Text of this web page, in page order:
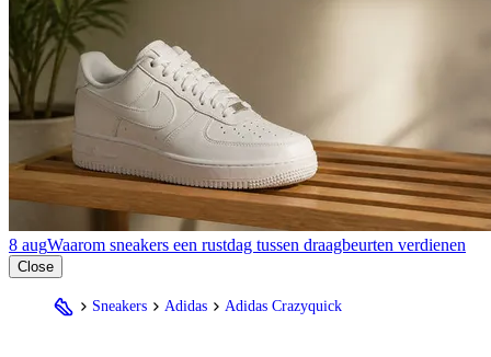
8 augWaarom sneakers een rustdag tussen draagbeurten verdienen
Close
Sneakers Adidas Adidas Crazyquick